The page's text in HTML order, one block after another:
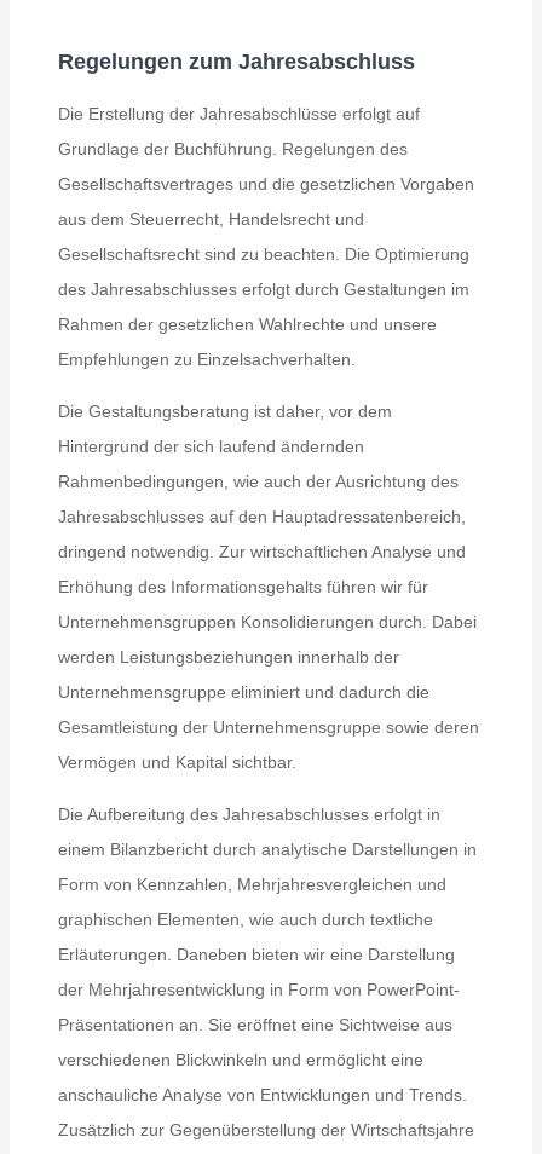
Regelungen zum Jahresabschluss
Die Erstellung der Jahresabschlüsse erfolgt auf
Grundlage der Buchführung. Regelungen des
Gesellschaftsvertrages und die gesetzlichen Vorgaben
aus dem Steuerrecht, Handelsrecht und
Gesellschaftsrecht sind zu beachten. Die Optimierung
des Jahresabschlusses erfolgt durch Gestaltungen im
Rahmen der gesetzlichen Wahlrechte und unsere
Empfehlungen zu Einzelsachverhalten.
Die Gestaltungsberatung ist daher, vor dem
Hintergrund der sich laufend ändernden
Rahmenbedingungen, wie auch der Ausrichtung des
Jahresabschlusses auf den Hauptadressatenbereich,
dringend notwendig. Zur wirtschaftlichen Analyse und
Erhöhung des Informationsgehalts führen wir für
Unternehmensgruppen Konsolidierungen durch. Dabei
werden Leistungsbeziehungen innerhalb der
Unternehmensgruppe eliminiert und dadurch die
Gesamtleistung der Unternehmensgruppe sowie deren
Vermögen und Kapital sichtbar.
Die Aufbereitung des Jahresabschlusses erfolgt in
einem Bilanzbericht durch analytische Darstellungen in
Form von Kennzahlen, Mehrjahresvergleichen und
graphischen Elementen, wie auch durch textliche
Erläuterungen. Daneben bieten wir eine Darstellung
der Mehrjahresentwicklung in Form von PowerPoint-
Präsentationen an. Sie eröffnet eine Sichtweise aus
verschiedenen Blickwinkeln und ermöglicht eine
anschauliche Analyse von Entwicklungen und Trends.
Zusätzlich zur Gegenüberstellung der Wirtschaftsjahre